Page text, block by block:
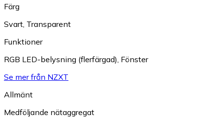
Färg
Svart, Transparent
Funktioner
RGB LED-belysning (flerfärgad), Fönster
Se mer från NZXT
Allmänt
Medföljande nätaggregat